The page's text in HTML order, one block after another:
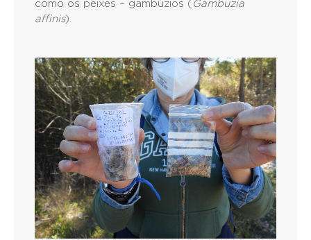
como os peixes – gambúzios ( Gambuzia
affinis).